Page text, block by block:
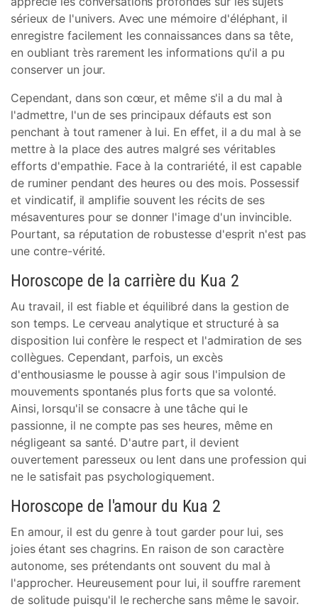
sérieux de l'univers. Avec une mémoire d'éléphant, il
enregistre facilement les connaissances dans sa tête,
en oubliant très rarement les informations qu'il a pu
conserver un jour.
Cependant, dans son cœur, et même s'il a du mal à
l'admettre, l'un de ses principaux défauts est son
penchant à tout ramener à lui. En effet, il a du mal à se
mettre à la place des autres malgré ses véritables
efforts d'empathie. Face à la contrariété, il est capable
de ruminer pendant des heures ou des mois. Possessif
et vindicatif, il amplifie souvent les récits de ses
mésaventures pour se donner l'image d'un invincible.
Pourtant, sa réputation de robustesse d'esprit n'est pas
une contre-vérité.
Horoscope de la carrière du Kua 2
Au travail, il est fiable et équilibré dans la gestion de
son temps. Le cerveau analytique et structuré à sa
disposition lui confère le respect et l'admiration de ses
collègues. Cependant, parfois, un excès
d'enthousiasme le pousse à agir sous l'impulsion de
mouvements spontanés plus forts que sa volonté.
Ainsi, lorsqu'il se consacre à une tâche qui le
passionne, il ne compte pas ses heures, même en
négligeant sa santé. D'autre part, il devient
ouvertement paresseux ou lent dans une profession qui
ne le satisfait pas psychologiquement.
Horoscope de l'amour du Kua 2
En amour, il est du genre à tout garder pour lui, ses
joies étant ses chagrins. En raison de son caractère
autonome, ses prétendants ont souvent du mal à
l'approcher. Heureusement pour lui, il souffre rarement
de solitude puisqu'il le recherche sans même le savoir.